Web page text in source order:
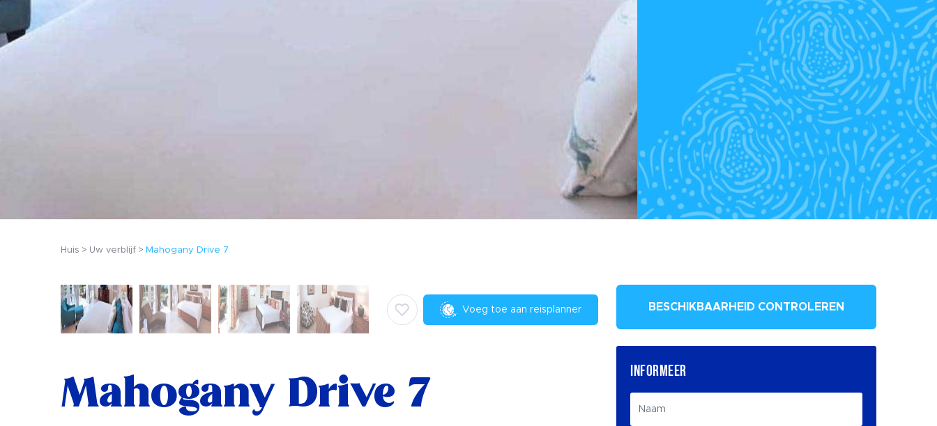
Huis Uw verblijf Mahogany Drive 7
Voeg toe aan reisplanner
Mahogany Drive 7
BESCHIKBAARHEID CONTROLEREN
INFORMEER